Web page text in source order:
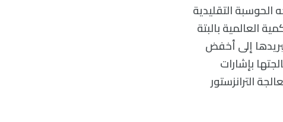
التقليدية
العالمية بالبتة
إلى أخفض
بإشارات
الترانزستور